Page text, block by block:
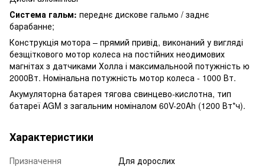
Система гальм: переднє дискове гальмо / заднє
барабанне;
Конструкція мотора – прямий привід, виконаний у вигляді
безщіткового мотор колеса на постійних неодимових
магнітах з датчиками Холла і максимальноой потужність ю
2000Вт. Номінальна потужність мотор колеса - 1000 Вт.
Акумуляторна батарея тягова свинцево-кислотна, тип
батареї AGM з загальним номіналом 60V-20Ah (1200 Вт*ч).
Характеристики
Призначення
Для дорослих